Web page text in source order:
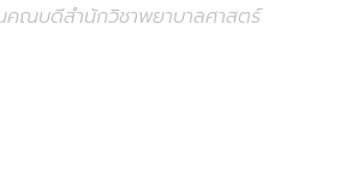
คณบดีสำนักวิชาพยาบาลศาสตร์